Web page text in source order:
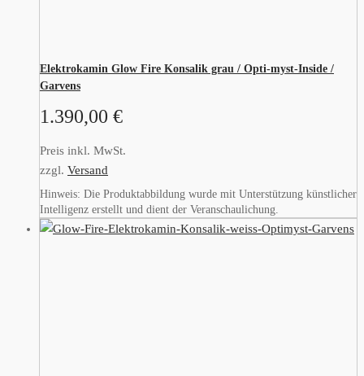
Elektrokamin Glow Fire Konsalik grau / Opti-myst-Inside /
Garvens
1.390,00 €
Preis inkl. MwSt.
zzgl. Versand
Hinweis: Die Produktabbildung wurde mit Unterstützung künstlicher
Intelligenz erstellt und dient der Veranschaulichung.